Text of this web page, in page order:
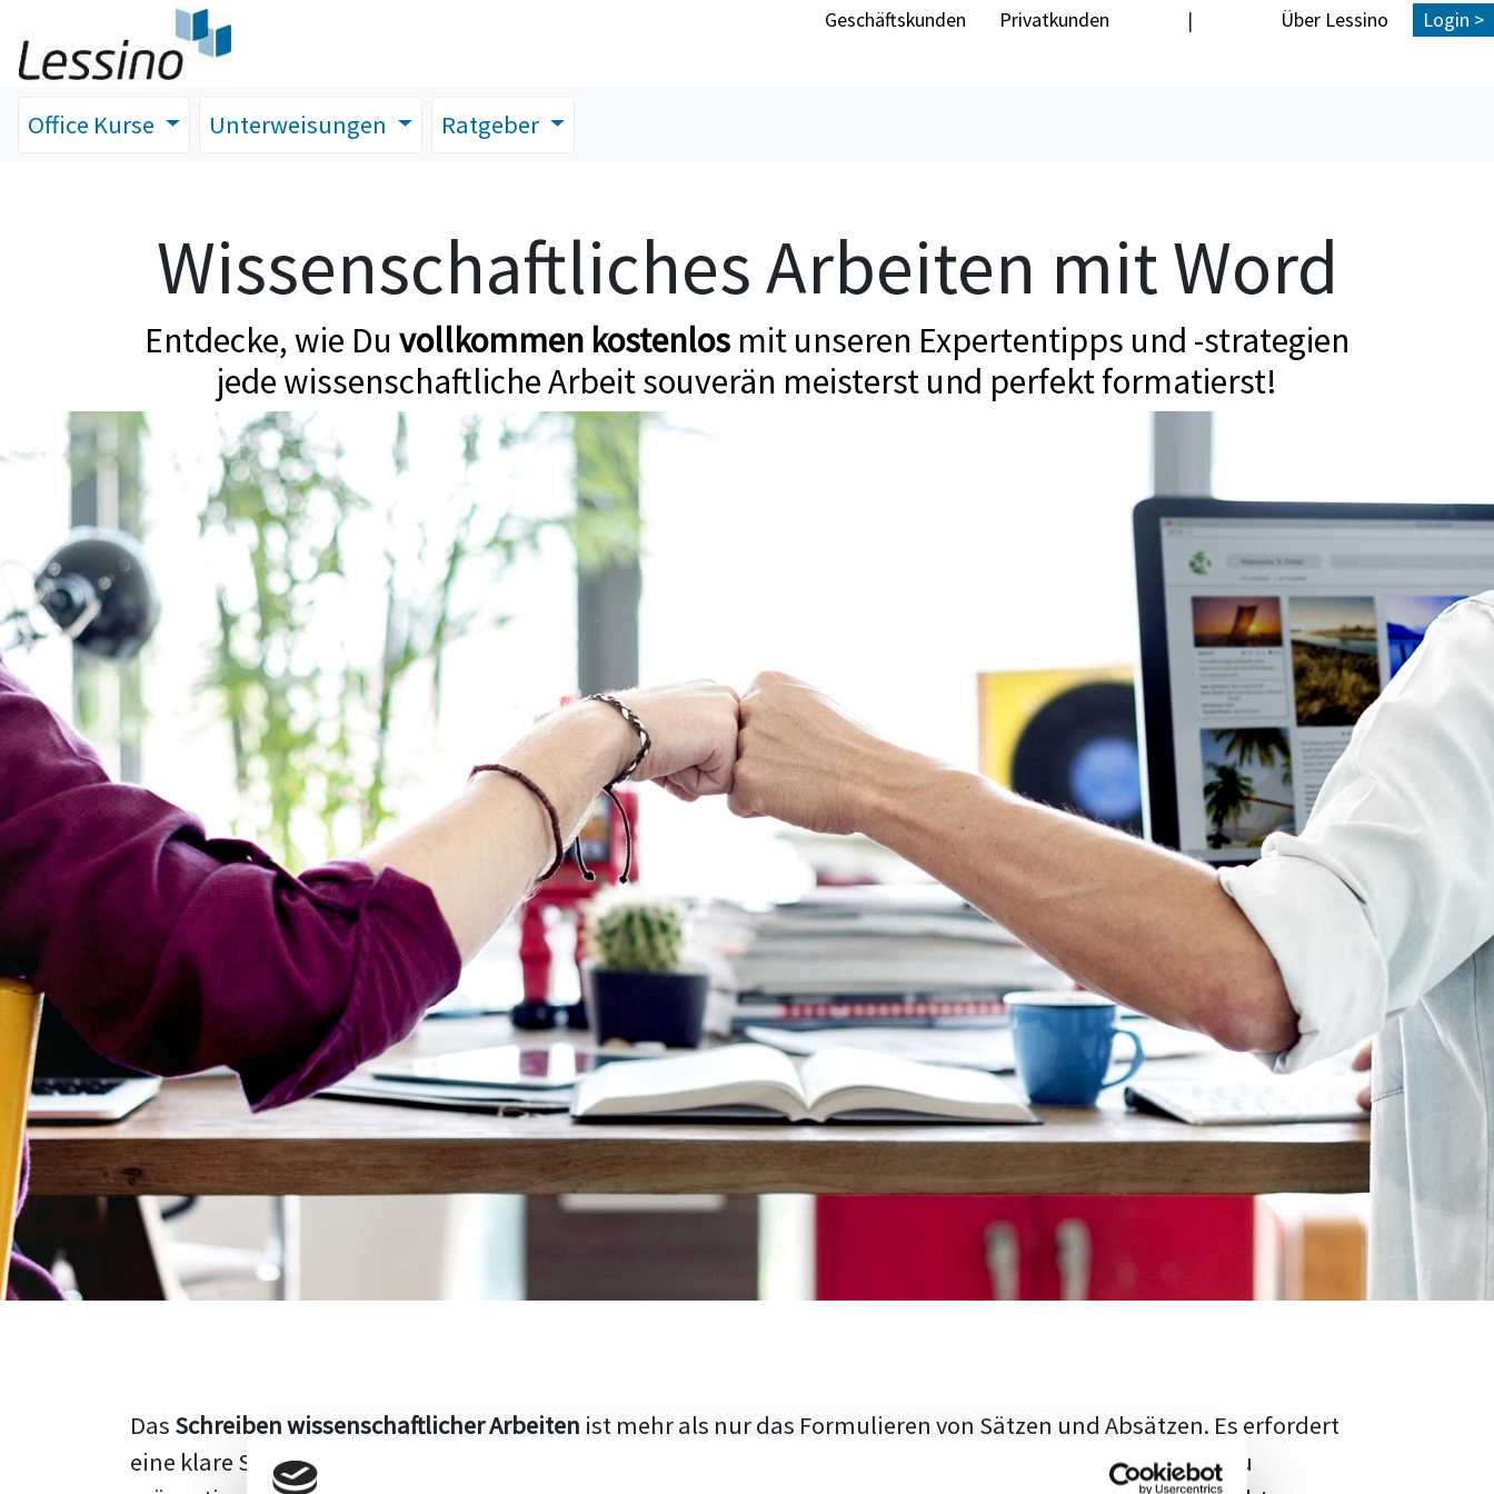
Geschäftskunden Privatkunden | Über Lessino Login >
Office Kurse Unterweisungen Ratgeber
Wissenschaftliches Arbeiten mit Word
Entdecke, wie Du vollkommen kostenlos mit unseren Expertentipps und -strategien
jede wissenschaftliche Arbeit souverän meisterst und perfekt formatierst!
Das Schreiben wissenschaftlicher Arbeiten ist mehr als nur das Formulieren von Sätzen und Absätzen. Es erfordert
eine klare Struktur, einen logischen Aufbau und die Fähigkeit, den aktuellen Forschungsstand adäquat zu